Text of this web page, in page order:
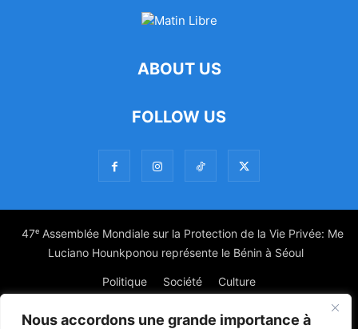
Nous accordons une grande importance à
ABOUT US
FOLLOW US
47ᵉ Assemblée Mondiale sur la Protection de la Vie Privée: Me
Luciano Hounkponou représente le Bénin à Séoul
Politique Société Culture
© Powered by digitXplus Francophone